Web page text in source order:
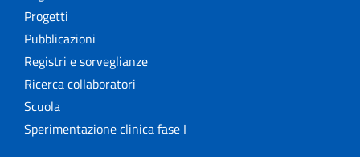
Progetti
Pubblicazioni
Registri e sorveglianze
Ricerca collaboratori
Scuola
Sperimentazione clinica fase I